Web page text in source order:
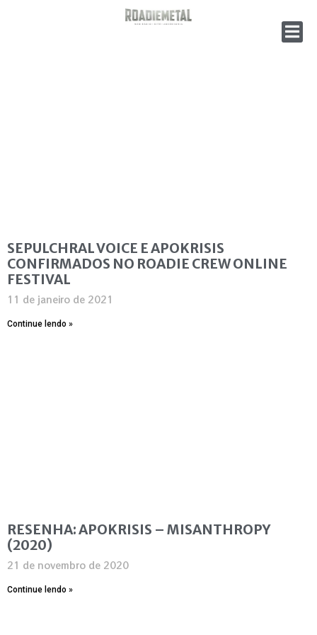
SEPULCHRAL VOICE E APOKRISIS
CONFIRMADOS NO ROADIE CREW ONLINE
FESTIVAL
11 de janeiro de 2021
Continue lendo »
RESENHA: APOKRISIS – MISANTHROPY
(2020)
21 de novembro de 2020
Continue lendo »